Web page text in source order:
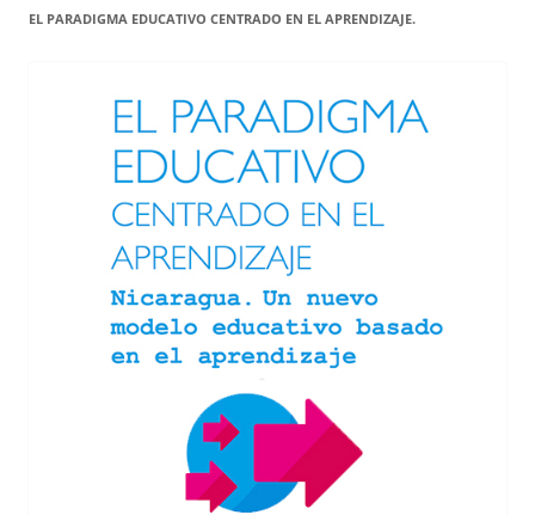
EL PARADIGMA EDUCATIVO CENTRADO EN EL APRENDIZAJE.